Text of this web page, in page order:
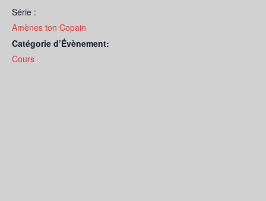
Série :
Amènes ton Copain
Catégorie d’Évènement:
Cours